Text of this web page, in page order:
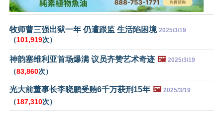
牧师曹三强出狱一年 仍遭跟监 生活陷困境 2025/3/19
（101,919次）
神韵塞维利亚首场爆满 议员齐赞艺术奇迹 🖼️ 2025/3/19
（83,860次）
光大前董事长李晓鹏受贿6千万获刑15年 🖼️ 2025/3/19
（187,310次）